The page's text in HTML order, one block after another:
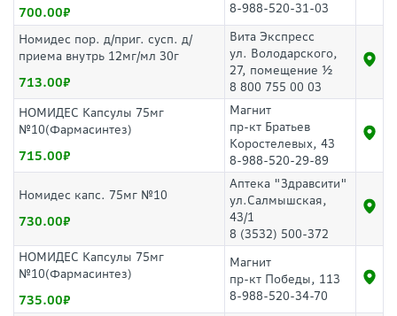
700.00
8-988-520-31-03
Номидес пор. д/приг. сусп. д/
приема внутрь 12мг/мл 30г
713.00
Вита Экспресс
ул. Володарского,
27, помещение ½
8 800 755 00 03
НОМИДЕС Капсулы 75мг
№10(Фармасинтез)
715.00
Магнит
пр-кт Братьев
Коростелевых, 43
8-988-520-29-89
Номидес капс. 75мг №10
730.00
Аптека "Здравсити"
ул.Салмышская,
43/1
8 (3532) 500-372
НОМИДЕС Капсулы 75мг
№10(Фармасинтез)
735.00
Магнит
пр-кт Победы, 113
8-988-520-34-70